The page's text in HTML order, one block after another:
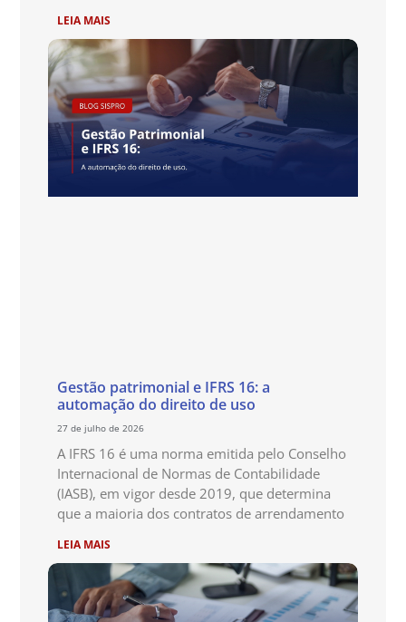
LEIA MAIS
Gestão patrimonial e IFRS 16: a
automação do direito de uso
27 de julho de 2026
A IFRS 16 é uma norma emitida pelo Conselho
Internacional de Normas de Contabilidade
(IASB), em vigor desde 2019, que determina
que a maioria dos contratos de arrendamento
LEIA MAIS